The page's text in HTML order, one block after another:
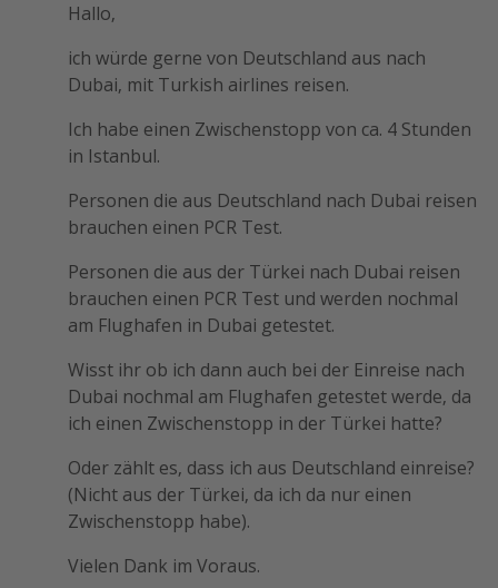
Hallo,
ich würde gerne von Deutschland aus nach
Dubai, mit Turkish airlines reisen.
Ich habe einen Zwischenstopp von ca. 4 Stunden
in Istanbul.
Personen die aus Deutschland nach Dubai reisen
brauchen einen PCR Test.
Personen die aus der Türkei nach Dubai reisen
brauchen einen PCR Test und werden nochmal
am Flughafen in Dubai getestet.
Wisst ihr ob ich dann auch bei der Einreise nach
Dubai nochmal am Flughafen getestet werde, da
ich einen Zwischenstopp in der Türkei hatte?
Oder zählt es, dass ich aus Deutschland einreise?
(Nicht aus der Türkei, da ich da nur einen
Zwischenstopp habe).
Vielen Dank im Voraus.